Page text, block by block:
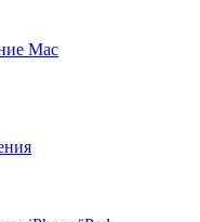
Mac